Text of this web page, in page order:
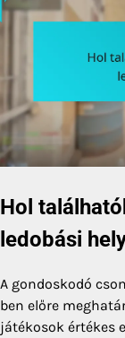
Hol
ledobási
A gondoskodó
ben előre
játékosok értékes